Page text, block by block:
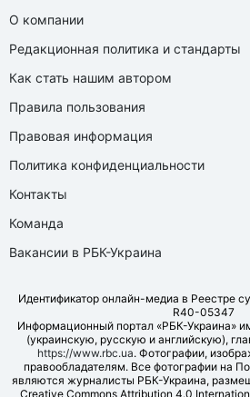
О компании
Редакционная политика и стандарты
Как стать нашим автором
Правила пользования
Правовая информация
Политика конфиденциальности
Контакты
Команда
Вакансии в РБК-Украина
Идентификатор онлайн-медиа в Реестре
R40-05347
Информационный портал «РБК-Украина»
(украинскую, русскую и английскую),
https://www.rbc.ua. Фотографии,
правообладателям. Все фотографии на
являются журналисты РБК-Украина,
Creative Commons Attribution 4.0